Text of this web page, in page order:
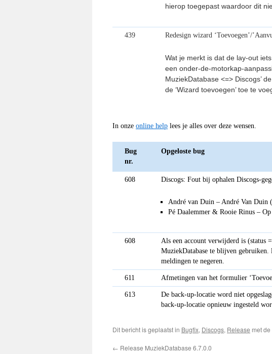
hierop toegepast waardoor dit
439 Redesign wizard ‘Toevoegen’/
Wat je merkt is dat de lay-out
een onder-de-motorkap-
MuziekDatabase <=> Discogs’
de ‘Wizard toevoegen’ toe te
In onze online help lees je alles over deze wensen.
Bug
nr.
Opgeloste bug
608 Discogs: Fout bij ophalen Discogs-
André van Duin ‎– André Van Duin
Pé Daalemmer & Rooie Rinus ‎–
608
Als een account verwijderd is
MuziekDatabase te blijven
meldingen te negeren.
611 Afmetingen van het formulier
613
De back-up-locatie word niet
back-up-locatie opnieuw ingesteld
Dit bericht is geplaatst in Bugfix, Discogs, Release met
← Release MuziekDatabase 6.7.0.0